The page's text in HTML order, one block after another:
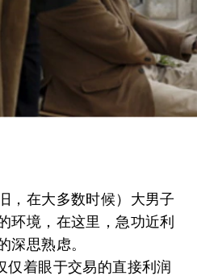
，在大多数时候）大男子
环境，在这里，急功近利
深思熟虑。
着眼于交易的直接利润